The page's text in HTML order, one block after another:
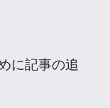
に記事の追